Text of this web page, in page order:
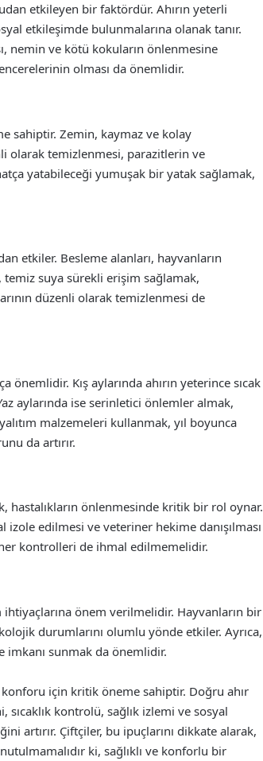
etkileyen bir faktördür. Ahırın yeterli
etkileşimde bulunmalarına olanak tanır.
nemin ve kötü kokuların önlenmesine
olması da önemlidir.
sahiptir. Zemin, kaymaz ve kolay
olarak temizlenmesi, parazitlerin ve
yatabileceği yumuşak bir yatak sağlamak,
etkiler. Besleme alanları, hayvanların
suya sürekli erişim sağlamak,
düzenli olarak temizlenmesi de
önemlidir. Kış aylarında ahırın yeterince sıcak
aylarında ise serinletici önlemler almak,
malzemeleri kullanmak, yıl boyunca
da artırır.
hastalıkların önlenmesinde kritik bir rol oynar.
edilmesi ve veteriner hekime danışılması
kontrolleri de ihmal edilmemelidir.
önem verilmelidir. Hayvanların bir
durumlarını olumlu yönde etkiler. Ayrıca,
imkanı sunmak da önemlidir.
için kritik öneme sahiptir. Doğru ahır
kontrolü, sağlık izlemi ve sosyal
artırır. Çiftçiler, bu ipuçlarını dikkate alarak,
ki, sağlıklı ve konforlu bir